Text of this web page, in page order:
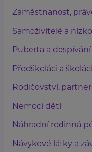
Zaměstnanost,
Samoživitelé a
Puberta a dospívání
Předškoláci a školáci
Rodičovství,
Nemoci dětí
Náhradní rodinná
Návykové látky a